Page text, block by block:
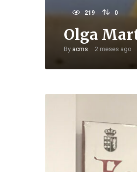
219 0
Olga
By acms 2 meses ago